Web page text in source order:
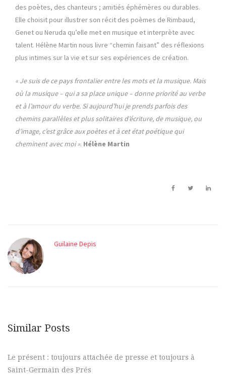
des poètes, des chanteurs ; amitiés éphémères ou durables.
Elle choisit pour illustrer son récit des poèmes de Rimbaud,
Genet ou Neruda qu’elle met en musique et interprète avec
talent. Hélène Martin nous livre “chemin faisant” des réflexions
plus intimes sur la vie et sur ses expériences de création.
« Je suis de ce pays frontalier entre les mots et la musique. Mais
où la musique – qui a sa place unique – donne priorité au verbe
et à l’amour du verbe. Si aujourd’hui je prends parfois des
chemins parallèles et plus solitaires d’écriture, de musique, ou
d’image, c’est grâce aux poètes et à cet état poétique qui
cheminent avec moi ». Hélène Martin
Guilaine Depis
Similar Posts
Le présent : toujours attachée de presse et toujours à
Saint-Germain des Prés